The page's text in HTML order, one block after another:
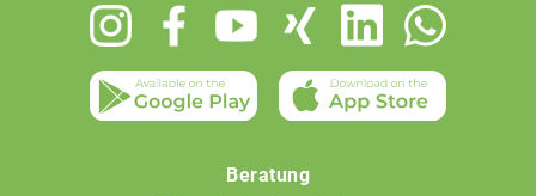
Beratung